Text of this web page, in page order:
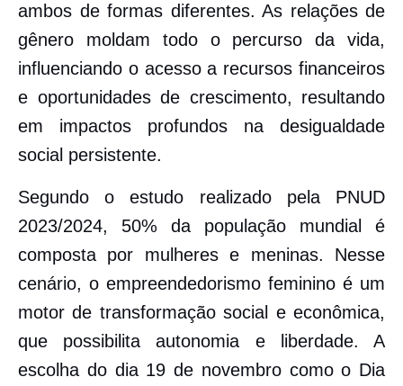
ambos de formas diferentes. As relações de
gênero moldam todo o percurso da vida,
influenciando o acesso a recursos financeiros
e oportunidades de crescimento, resultando
em impactos profundos na desigualdade
social persistente.
Segundo o estudo realizado pela PNUD
2023/2024, 50% da população mundial é
composta por mulheres e meninas. Nesse
cenário, o empreendedorismo feminino é um
motor de transformação social e econômica,
que possibilita autonomia e liberdade. A
escolha do dia 19 de novembro como o Dia